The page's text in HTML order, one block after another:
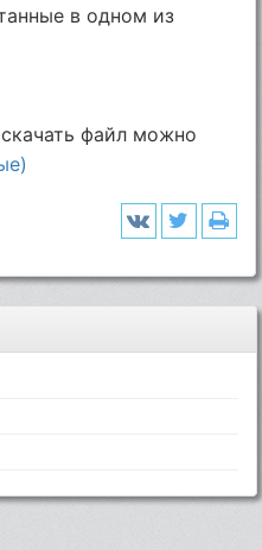
в одном из
файл можно